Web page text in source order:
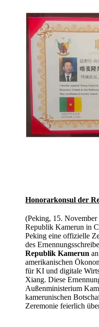
Honorarkonsul der
(Peking, 15.
Republik Kamerun in
Peking eine offizielle
des
Republik Kamerun
amerikanischen
für KI und digitale
Xiang. Diese
Außenministerium
kamerunischen
Zeremonie feierlich